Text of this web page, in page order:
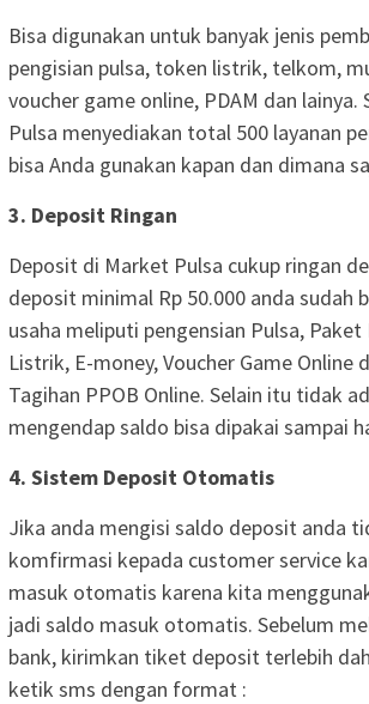
Bisa digunakan untuk banyak jenis
pengisian pulsa, token listrik, telkom,
voucher game online, PDAM dan lainya.
Pulsa menyediakan total 500 layanan
bisa Anda gunakan kapan dan dimana
3. Deposit Ringan
Deposit di Market Pulsa cukup ringan
deposit minimal Rp 50.000 anda sudah
usaha meliputi pengensian Pulsa, Paket
Listrik, E-money, Voucher Game Online
Tagihan PPOB Online. Selain itu tidak
mengendap saldo bisa dipakai sampai
4. Sistem Deposit Otomatis
Jika anda mengisi saldo deposit anda
komfirmasi kepada customer service
masuk otomatis karena kita
jadi saldo masuk otomatis. Sebelum
bank, kirimkan tiket deposit terlebih
ketik sms dengan format :